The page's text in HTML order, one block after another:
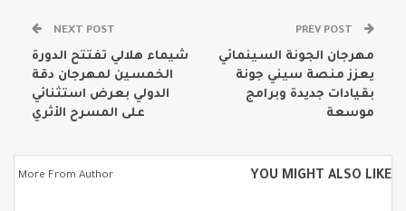
مهرجان الجونة السينمائي
يعزز منصة سيني جونة
بقيادات جديدة وبرامج
موسعة
NEXT POST
شيماء هلالي تفتتح الدورة
الخمسين لمهرجان دقة
الدولي بعرض استثنائي
على المسرح الأثري
YOU MIGHT ALSO LIKE
More From Author